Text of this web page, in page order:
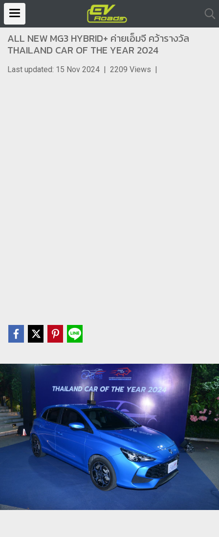
ALL NEW MG3 HYBRID+ ค่ายเอ็มจี คว้ารางวัล
THAILAND CAR OF THE YEAR 2024
Last updated: 15 Nov 2024 | 2209 Views |